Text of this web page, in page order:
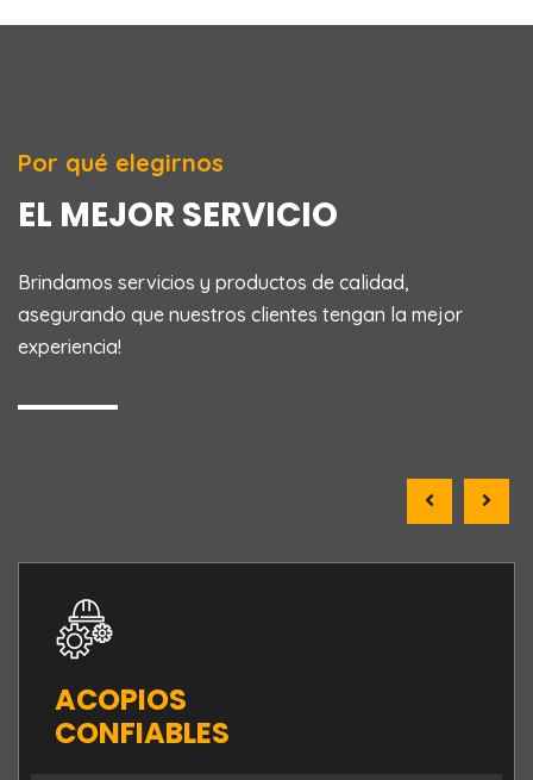
Por qué elegirnos
EL MEJOR SERVICIO
Brindamos servicios y productos de calidad,
asegurando que nuestros clientes tengan la mejor
experiencia!
MATERIALES
DE 1ª CALIDAD